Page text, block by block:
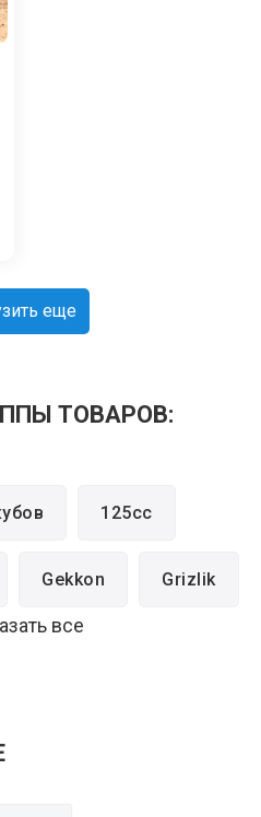
еще
ТОВАРОВ:
125cc
Gekkon Grizlik
все